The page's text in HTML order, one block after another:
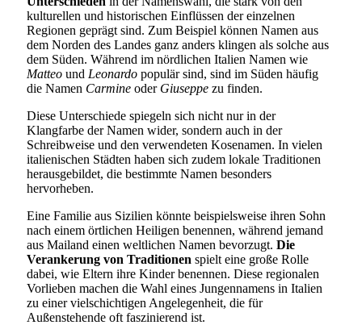
kulturellen und historischen Einflüssen der einzelnen
Regionen geprägt sind. Zum Beispiel können Namen aus
dem Norden des Landes ganz anders klingen als solche aus
dem Süden. Während im nördlichen Italien Namen wie
Matteo und Leonardo populär sind, sind im Süden häufig
die Namen Carmine oder Giuseppe zu finden.
Diese Unterschiede spiegeln sich nicht nur in der
Klangfarbe der Namen wider, sondern auch in der
Schreibweise und den verwendeten Kosenamen. In vielen
italienischen Städten haben sich zudem lokale Traditionen
herausgebildet, die bestimmte Namen besonders
hervorheben.
Eine Familie aus Sizilien könnte beispielsweise ihren Sohn
nach einem örtlichen Heiligen benennen, während jemand
aus Mailand einen weltlichen Namen bevorzugt. Die
Verankerung von Traditionen spielt eine große Rolle
dabei, wie Eltern ihre Kinder benennen. Diese regionalen
Vorlieben machen die Wahl eines Jungennamens in Italien
zu einer vielschichtigen Angelegenheit, die für
Außenstehende oft faszinierend ist.